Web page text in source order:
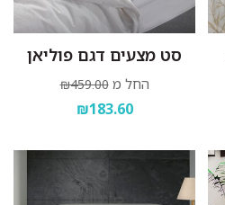
סט מצעים דגם פוליאן
החל מ ₪459.00
₪183.60